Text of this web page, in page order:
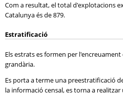
Com a resultat, el total d'explotacions
Catalunya és de 879.
Estratificació
Els estrats es formen per
grandària.
Es porta a terme una preestratificació
la informació censal, es torna a